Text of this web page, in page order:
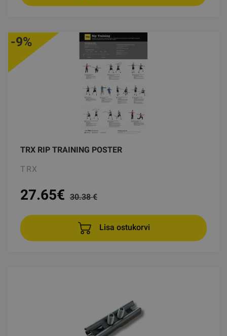
TRX RIP TRAINING POSTER
TRX
-9%
27.65€ 30.38 €
Lisa ostukorvi